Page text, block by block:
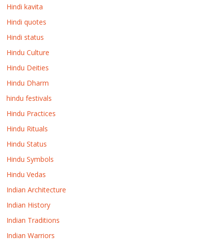
Hindi kavita
Hindi quotes
Hindi status
Hindu Culture
Hindu Deities
Hindu Dharm
hindu festivals
Hindu Practices
Hindu Rituals
Hindu Status
Hindu Symbols
Hindu Vedas
Indian Architecture
Indian History
Indian Traditions
Indian Warriors